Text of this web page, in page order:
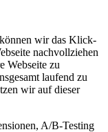
wir das Klick-
nachvollziehen
Webseite zu
laufend zu
wir auf dieser
A/B-Testing